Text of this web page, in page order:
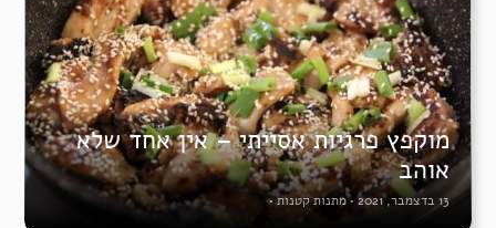
מוקפץ פרגיות אסייתי – אין אחד שלא
אוהב
13 בדצמבר, 2021 •מתנות קטנות•